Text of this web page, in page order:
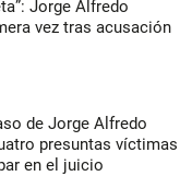
Jorge Alfredo
vez tras acusación
de Jorge Alfredo
presuntas víctimas
en el juicio